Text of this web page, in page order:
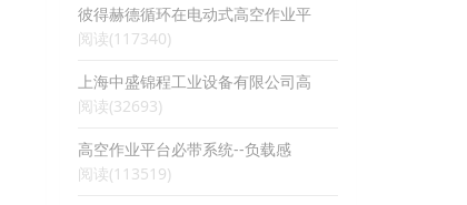
彼得赫德循环在电动式高空作业平
阅读(117340)
上海中盛锦程工业设备有限公司高
阅读(32693)
高空作业平台必带系统--负载感
阅读(113519)